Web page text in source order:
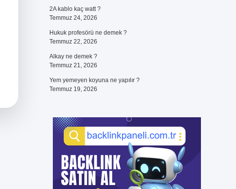
2A kablo kaç watt ?
Temmuz 24, 2026
Hukuk profesörü ne demek ?
Temmuz 22, 2026
Alkay ne demek ?
Temmuz 21, 2026
Yem yemeyen koyuna ne yapılır ?
Temmuz 19, 2026